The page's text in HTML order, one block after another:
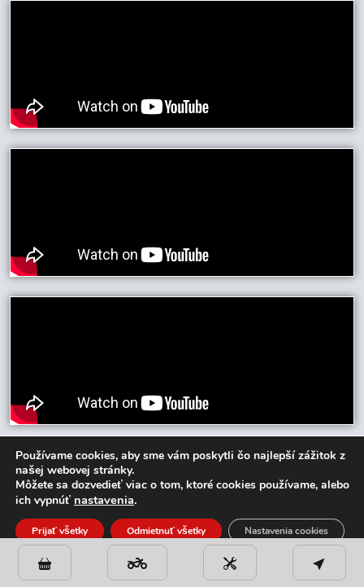
Nakupovanie u nás je naozaj
jednoduché a pohodlné
Používame cookies, aby sme vám poskytli čo najlepší zážitok z
našej webovej stránky.
Môžete sa dozvedieť viac o tom, ktoré cookies používame, alebo
ich vypnúť nastavenia.
Prijať všetky Odmietnuť všetky Nastavenia cookies
Close GDPR Cookie Banner